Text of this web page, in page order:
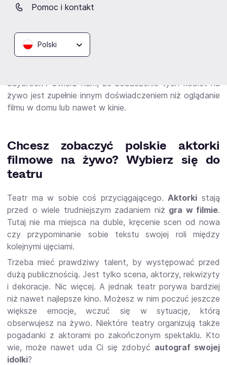
Pomoc i kontakt
Polski
Iga Górecka gra w spektaklu "Planeta 5.0" podczas
Agnieszkę Grochowską
warszawskim
Teatrze 6. Piętro
"Niezwyciężony". Na deskach tego samego teatru
Saybrook". Uwierz nam, że zobaczenie tych kobiet na
żywo jest zupełnie innym doświadczeniem niż oglądanie
filmu w domu lub nawet w kinie.
Chcesz zobaczyć polskie aktorki
filmowe na żywo? Wybierz się do
teatru
Teatr ma w sobie coś przyciągającego.Aktorki stają
przed o wiele trudniejszym zadaniem niż gra w filmie.
Tutaj nie ma miejsca na duble, kręcenie scen od nowa
czy przypominanie sobie tekstu swojej roli między
kolejnymi ujęciami.
Trzeba mieć prawdziwy talent, by występować przed
dużą publicznością. Jest tylko scena, aktorzy, rekwizyty
i dekoracje. Nic więcej. A jednak teatr porywa bardziej
niż nawet najlepsze kino. Możesz w nim poczuć jeszcze
większe emocje, wczuć się w sytuację, którą
obserwujesz na żywo. Niektóre teatry organizują także
pogadanki z aktorami po zakończonym spektaklu. Kto
wie, może nawet uda Ci się zdobyć autograf swojej
idolki?